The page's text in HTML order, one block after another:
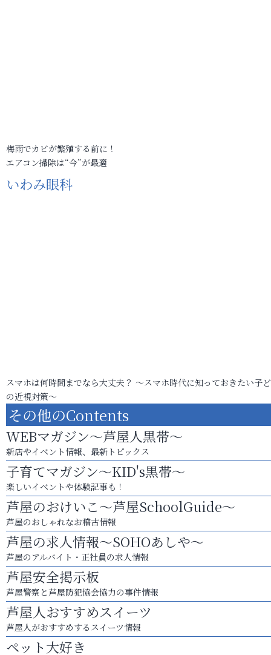
梅雨でカビが繁殖する前に！
エアコン掃除は“今”が最適
いわみ眼科
スマホは何時間までなら大丈夫？ ～スマホ時代に知っておきたい子
の近視対策～
その他のContents
WEBマガジン～芦屋人黒帯～
新店やイベント情報、最新トピックス
子育てマガジン～KID's黒帯～
楽しいイベントや体験記事も！
芦屋のおけいこ～芦屋SchoolGuide～
芦屋のおしゃれなお稽古情報
芦屋の求人情報～SOHOあしや～
芦屋のアルバイト・正社員の求人情報
芦屋安全掲示板
芦屋警察と芦屋防犯協会協力の事件情報
芦屋人おすすめスイーツ
芦屋人がおすすめするスイーツ情報
ペット大好き